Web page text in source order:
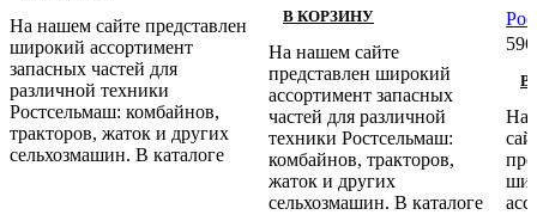
На нашем сайте представлен
широкий ассортимент
запасных частей для
различной техники
Ростсельмаш: комбайнов,
тракторов, жаток и других
сельхозмашин. В каталоге
В КОРЗИНУ
На нашем сайте
представлен широкий
ассортимент запасных
частей для различной
техники Ростсельмаш:
комбайнов, тракторов,
жаток и других
сельхозмашин. В каталоге
В
На